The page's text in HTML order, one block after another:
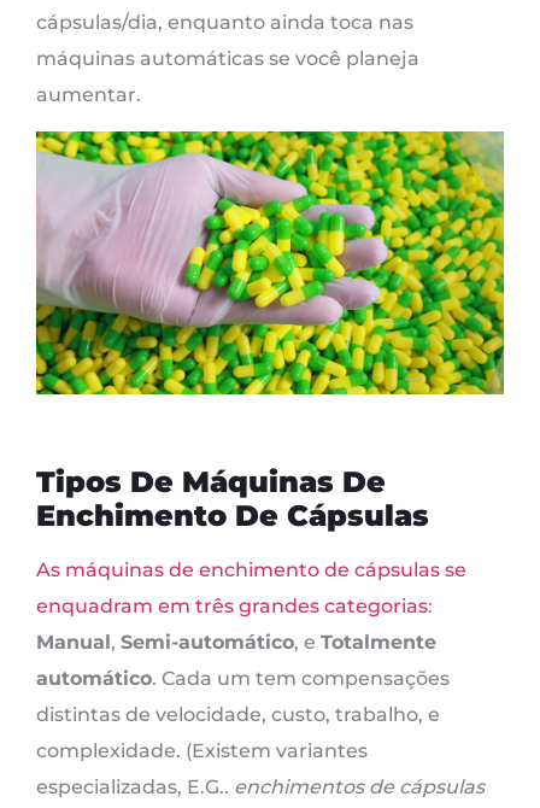
cápsulas/dia, enquanto ainda toca nas
máquinas automáticas se você planeja
aumentar.
Tipos De Máquinas De
Enchimento De Cápsulas
As máquinas de enchimento de cápsulas se
enquadram em três grandes categorias:
Manual, Semi-automático, e Totalmente
automático. Cada um tem compensações
distintas de velocidade, custo, trabalho, e
complexidade. (Existem variantes
especializadas, E.G.. enchimentos de cápsulas